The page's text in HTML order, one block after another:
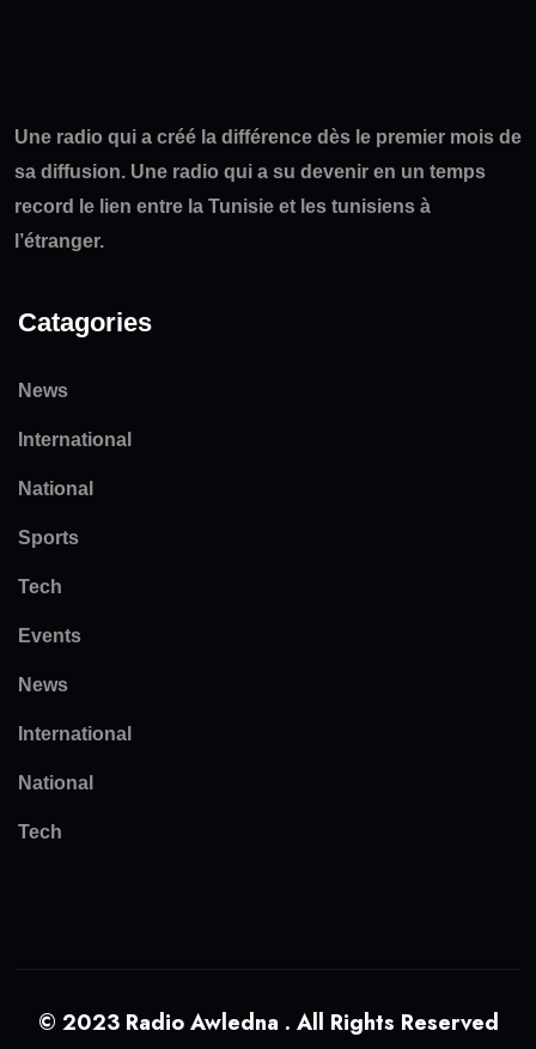
Une radio qui a créé la différence dès le premier mois de
sa diffusion. Une radio qui a su devenir en un temps
record le lien entre la Tunisie et les tunisiens à
l’étranger.
Catagories
News
International
National
Sports
Tech
Events
News
International
National
Tech
© 2023 Radio Awledna . All Rights Reserved